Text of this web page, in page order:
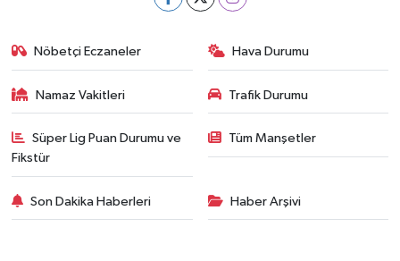
Nöbetçi Eczaneler Hava Durumu
Namaz Vakitleri Trafik Durumu
Süper Lig Puan Durumu ve
Fikstür
Tüm Manşetler
Son Dakika Haberleri Haber Arşivi